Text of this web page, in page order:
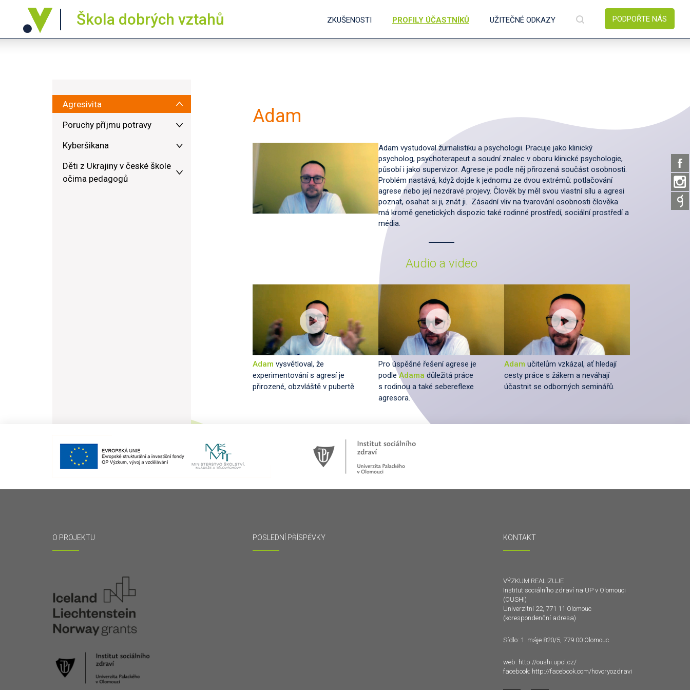
Škola dobrých vztahů PODPOŘTE NÁS
ZKUŠENOSTI PROFILY ÚČASTNÍKŮ UŽITEČNÉ ODKAZY
Agresivita
Poruchy příjmu potravy
Kyberšikana
Děti z Ukrajiny v české škole
očima pedagogů
Adam
Adam vystudoval žurnalistiku a psychologii. Pracuje jako klinický
psycholog, psychoterapeut a soudní znalec v oboru klinické psychologie,
působí i jako supervizor. Agrese je podle něj přirozená součást osobnosti.
Problém nastává, když dojde k jednomu ze dvou extrémů: potlačování
agrese nebo její nezdravé projevy. Člověk by měl svou vlastní sílu a agresi
poznat, osahat si ji, znát ji. Zásadní vliv na tvarování osobnosti člověka
má kromě genetických dispozic také rodinné prostředí, sociální prostředí a
média.
Audio a video
Adam vysvětloval, že
experimentování s agresí je
přirozené, obzvláště v pubertě
Pro úspěšné řešení agrese je
podleAdama důležitá práce
s rodinou a také sebereflexe
agresora.
Adam učitelům vzkázal, ať hledají
cesty práce s žákem a neváhají
účastnit se odborných seminářů.
O PROJEKTU POSLEDNÍ PŘÍSPĚVKY KONTAKT
VÝZKUM REALIZUJE
Institut sociálního zdraví na UP v Olomouci
(OUSHI)
Univerzitní 22, 771 11 Olomouc
(korespondenční adresa)
Sídlo: 1. máje 820/5, 779 00 Olomouc
web: http://oushi.upol.cz/
facebook: http://facebook.com/hovoryozdravi